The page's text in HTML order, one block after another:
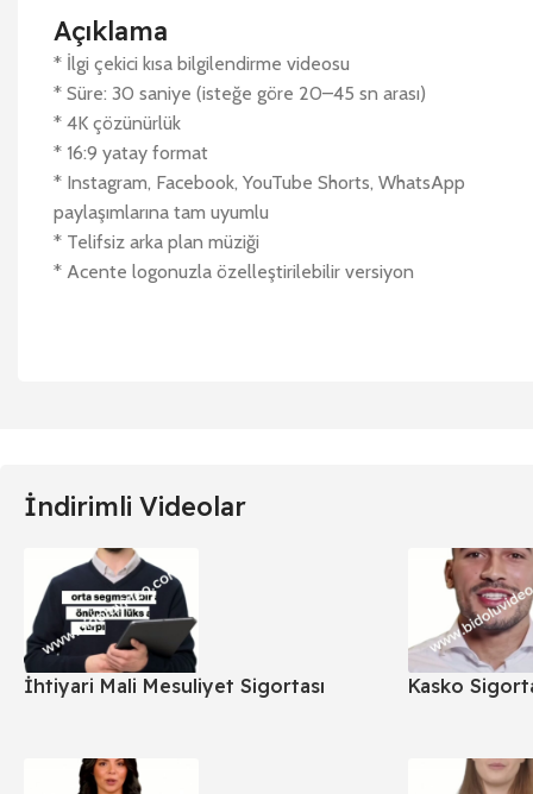
Açıklama
* İlgi çekici kısa bilgilendirme videosu
* Süre: 30 saniye (isteğe göre 20–45 sn arası)
* 4K çözünürlük
* 16:9 yatay format
* Instagram, Facebook, YouTube Shorts, WhatsApp
paylaşımlarına tam uyumlu
* Telifsiz arka plan müziği
* Acente logonuzla özelleştirilebilir versiyon
İndirimli Videolar
İhtiyari Mali Mesuliyet Sigortası Kasko